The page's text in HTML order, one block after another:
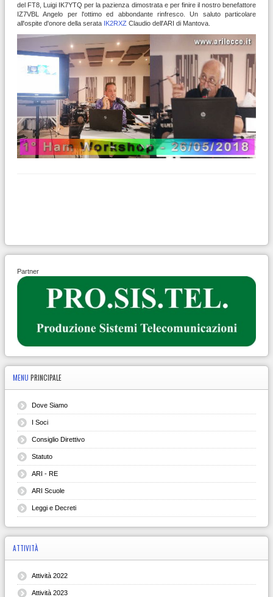
del FT8, Luigi IK7YTQ per la pazienza dimostrata e per finire il nostro benefattore
IZ7VBL Angelo per l'ottimo ed abbondante rinfresco. Un saluto particolare
all'ospite d'onore della serata IK2RXZ Claudio dell'ARI di Mantova.
Partner
MENU PRINCIPALE
Dove Siamo
I Soci
Consiglio Direttivo
Statuto
ARI - RE
ARI Scuole
Leggi e Decreti
ATTIVITÀ
Attività 2022
Attività 2023